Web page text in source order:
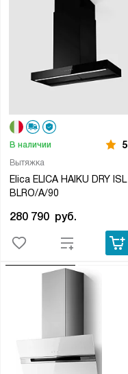
Вытяжка
Elica ELICA HAIKU DRY ISL
BLRO/A/90
В наличии 5
280 790 руб.